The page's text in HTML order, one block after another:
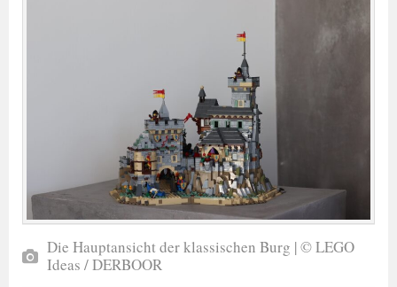
Die Hauptansicht der klassischen Burg | © LEGO
Ideas / DERBOOR